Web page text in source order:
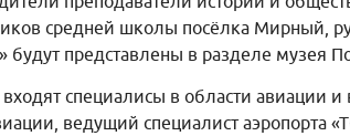
средней школы посёлка Мирный,
будут представлены в разделе музея
специалисы в области авиации
ведущий специалист аэропорта